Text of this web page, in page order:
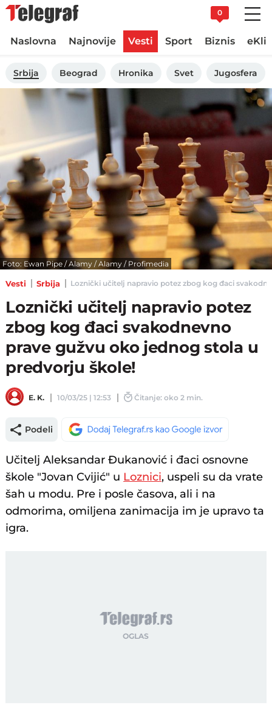
0
Naslovna Najnovije Vesti Sport Biznis
Srbija Beograd Hronika Svet Jugosfera
Foto: Ewan Pipe / Alamy / Alamy / Profimedia
Vesti Srbija Loznički učitelj napravio potez zbog kog đaci
Loznički učitelj napravio potez
zbog kog đaci svakodnevno
prave gužvu oko jednog stola u
predvorju škole!
E. K. 10/03/25 | 12:53 Čitanje: oko 2 min.
Podeli
Učitelj Aleksandar Đukanović i đaci osnovne
škole "Jovan Cvijić" u Loznici, uspeli su da vrate
šah u modu. Pre i posle časova, ali i na
odmorima, omiljena zanimacija im je upravo ta
igra.